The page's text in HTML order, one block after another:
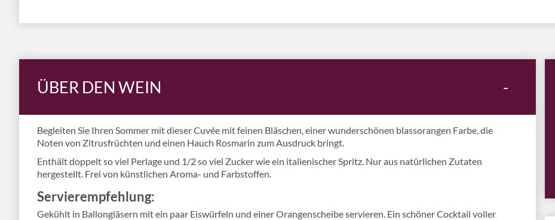
ÜBER DEN WEIN -
Begleiten Sie Ihren Sommer mit dieser Cuvée mit feinen Bläschen, einer wunderschönen blassorangen Farbe, die
Noten von Zitrusfrüchten und einen Hauch Rosmarin zum Ausdruck bringt.
Enthält doppelt so viel Perlage und 1/2 so viel Zucker wie ein italienischer Spritz. Nur aus natürlichen Zutaten
hergestellt. Frei von künstlichen Aroma- und Farbstoffen.
Servierempfehlung:
Gekühlt in Ballongläsern mit ein paar Eiswürfeln und einer Orangenscheibe servieren. Ein schöner Cocktail voller